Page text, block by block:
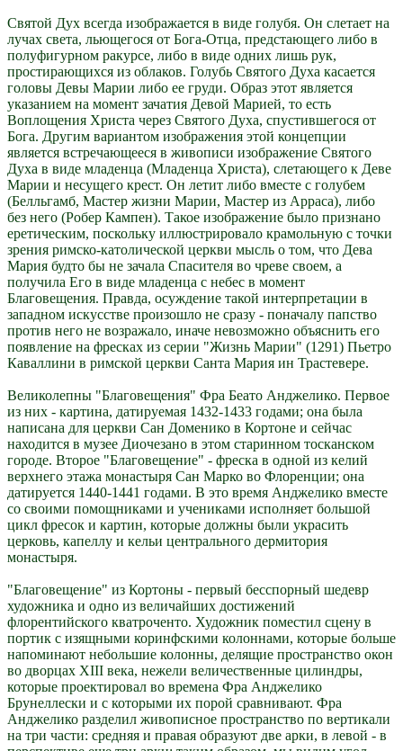
Святой Дух всегда изображается в виде голубя. Он слетает на
лучах света, льющегося от Бога-Отца, предстающего либо в
полуфигурном ракурсе, либо в виде одних лишь рук,
простирающихся из облаков. Голубь Святого Духа касается
головы Девы Марии либо ее груди. Образ этот является
указанием на момент зачатия Девой Марией, то есть
Воплощения Христа через Святого Духа, спустившегося от
Бога. Другим вариантом изображения этой концепции
является встречающееся в живописи изображение Святого
Духа в виде младенца (Младенца Христа), слетающего к Деве
Марии и несущего крест. Он летит либо вместе с голубем
(Белльгамб, Мастер жизни Марии, Мастер из Арраса), либо
без него (Робер Кампен). Такое изображение было признано
еретическим, поскольку иллюстрировало крамольную с точки
зрения римско-католической церкви мысль о том, что Дева
Мария будто бы не зачала Спасителя во чреве своем, а
получила Его в виде младенца с небес в момент
Благовещения. Правда, осуждение такой интерпретации в
западном искусстве произошло не сразу - поначалу папство
против него не возражало, иначе невозможно объяснить его
появление на фресках из серии "Жизнь Марии" (1291) Пьетро
Каваллини в римской церкви Санта Мария ин Трастевере.
Великолепны "Благовещения" Фра Беато Анджелико. Первое
из них - картина, датируемая 1432-1433 годами; она была
написана для церкви Сан Доменико в Кортоне и сейчас
находится в музее Диочезано в этом старинном тосканском
городе. Второе "Благовещение" - фреска в одной из келий
верхнего этажа монастыря Сан Марко во Флоренции; она
датируется 1440-1441 годами. В это время Анджелико вместе
со своими помощниками и учениками исполняет большой
цикл фресок и картин, которые должны были украсить
церковь, капеллу и кельи центрального дермитория
монастыря.
"Благовещение" из Кортоны - первый бесспорный шедевр
художника и одно из величайших достижений
флорентийского кватроченто. Художник поместил сцену в
портик с изящными коринфскими колоннами, которые больше
напоминают небольшие колонны, делящие пространство окон
во дворцах XIII века, нежели величественные цилиндры,
которые проектировал во времена Фра Анджелико
Брунеллески и с которыми их порой сравнивают. Фра
Анджелико разделил живописное пространство по вертикали
на три части: средняя и правая образуют две арки, в левой - в